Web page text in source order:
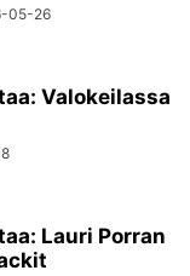
05-26
Valokeilassa
Lauri Porran